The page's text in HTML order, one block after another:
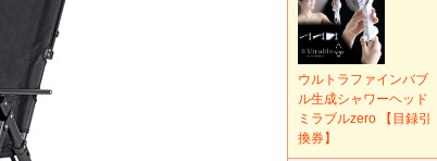
ウルトラファインバブ
ル生成シャワーヘッド
ミラブルzero 【目録引
換券】